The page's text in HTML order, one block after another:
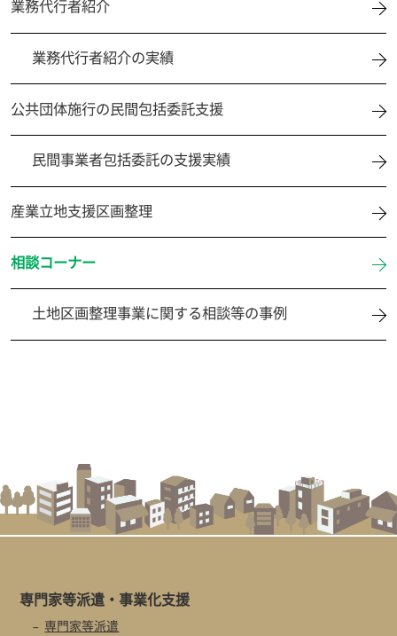
業務代行者紹介
業務代行者紹介の実績
公共団体施行の民間包括委託支援
民間事業者包括委託の支援実績
産業立地支援区画整理
相談コーナー
土地区画整理事業に関する相談等の事例
専門家等派遣・事業化支援
専門家等派遣